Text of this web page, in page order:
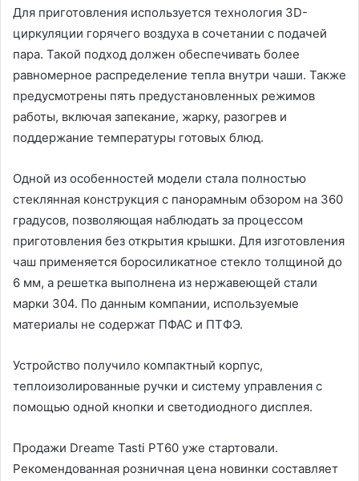
Для приготовления используется технология 3D-
циркуляции горячего воздуха в сочетании с подачей
пара. Такой подход должен обеспечивать более
равномерное распределение тепла внутри чаши. Также
предусмотрены пять предустановленных режимов
работы, включая запекание, жарку, разогрев и
поддержание температуры готовых блюд.
Одной из особенностей модели стала полностью
стеклянная конструкция с панорамным обзором на 360
градусов, позволяющая наблюдать за процессом
приготовления без открытия крышки. Для изготовления
чаш применяется боросиликатное стекло толщиной до
6 мм, а решетка выполнена из нержавеющей стали
марки 304. По данным компании, используемые
материалы не содержат ПФАС и ПТФЭ.
Устройство получило компактный корпус,
теплоизолированные ручки и систему управления с
помощью одной кнопки и светодиодного дисплея.
Продажи Dreame Tasti PT60 уже стартовали.
Рекомендованная розничная цена новинки составляет